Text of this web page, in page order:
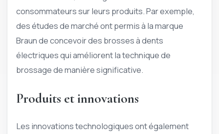
consommateurs sur leurs produits. Par exemple,
des études de marché ont permis à la marque
Braun de concevoir des brosses à dents
électriques qui améliorent la technique de
brossage de manière significative.
Produits et innovations
Les innovations technologiques ont également